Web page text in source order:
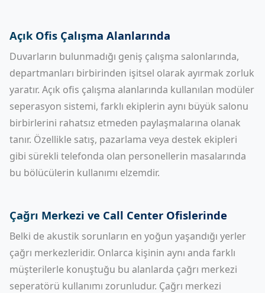
Açık Ofis Çalışma Alanlarında
Duvarların bulunmadığı geniş çalışma salonlarında,
departmanları birbirinden işitsel olarak ayırmak zorluk
yaratır. Açık ofis çalışma alanlarında kullanılan modüler
seperasyon sistemi, farklı ekiplerin aynı büyük salonu
birbirlerini rahatsız etmeden paylaşmalarına olanak
tanır. Özellikle satış, pazarlama veya destek ekipleri
gibi sürekli telefonda olan personellerin masalarında
bu bölücülerin kullanımı elzemdir.
Çağrı Merkezi ve Call Center Ofislerinde
Belki de akustik sorunların en yoğun yaşandığı yerler
çağrı merkezleridir. Onlarca kişinin aynı anda farklı
müşterilerle konuştuğu bu alanlarda çağrı merkezi
seperatörü kullanımı zorunludur. Çağrı merkezi